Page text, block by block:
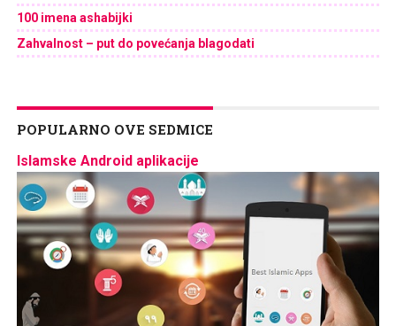
100 imena ashabijki
Zahvalnost – put do povećanja blagodati
POPULARNO OVE SEDMICE
Islamske Android aplikacije